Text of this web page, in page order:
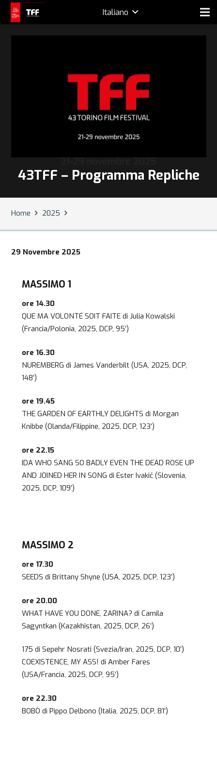
Italiano
43TFF – Programma Repliche
Home 2025
29 Novembre 2025
MASSIMO 1
ore 14.30
QUE MA VOLONTÉ SOIT FAITE di Julia Kowalski
(Francia/Polonia, 2025, DCP, 95’)
ore 16.30
NUREMBERG di James Vanderbilt (USA, 2025, DCP,
148’)
ore 19.45
THE GARDEN OF EARTHLY DELIGHTS di Morgan
Knibbe (Olanda/Filippine, 2025, DCP, 123’)
ore 22.15
IDA WHO SANG SO BADLY EVEN THE DEAD ROSE UP
AND JOINED HER IN SONG di Ester Ivakič (Slovenia,
2025, DCP, 109’)
MASSIMO 2
ore 17.30
SEEDS di Brittany Shyne (USA, 2025, DCP, 123’)
ore 20.00
WHAT HAVE YOU DONE, ZARINA? di Camila
Sagyntkan (Kazakhistan, 2025, DCP, 26’)
175 di Sepehr Nosrati (Svezia/Iran, 2025, DCP, 10’)
COEXISTENCE, MY ASS! di Amber Fares
(USA/Francia, 2025, DCP, 95’)
ore 22.30
BOBÒ di Pippo Delbono (Italia, 2025, DCP, 81’)